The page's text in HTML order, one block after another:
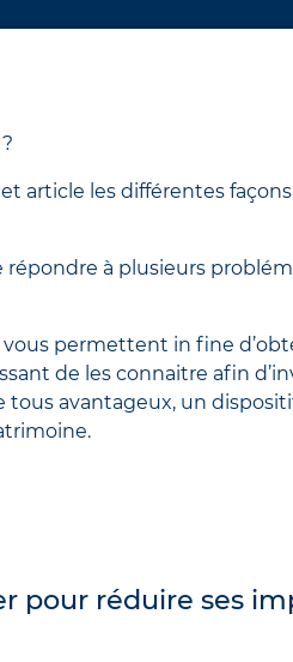
article les différentes
répondre à plusieurs
vous permettent in fine
de les connaitre afin
avantageux, un
pour réduire ses